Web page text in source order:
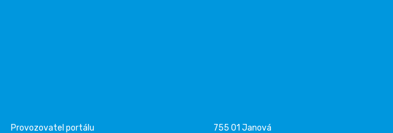
Provozovatel portálu 755 01 Janová